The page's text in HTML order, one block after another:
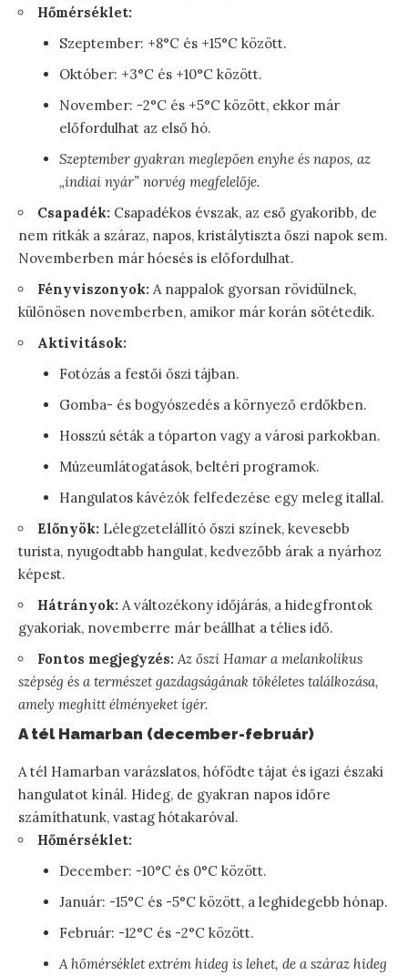
Hőmérséklet:
Szeptember: +8°C és +15°C között.
Október: +3°C és +10°C között.
November: -2°C és +5°C között, ekkor már
előfordulhat az első hó.
Szeptember gyakran meglepően enyhe és napos, az
„indiai nyár” norvég megfelelője.
Csapadék: Csapadékos évszak, az eső gyakoribb, de
nem ritkák a száraz, napos, kristálytiszta őszi napok sem.
Novemberben már hóesés is előfordulhat.
Fényviszonyok: A nappalok gyorsan rövidülnek,
különösen novemberben, amikor már korán sötétedik.
Aktivitások:
Fotózás a festői őszi tájban.
Gomba- és bogyószedés a környező erdőkben.
Hosszú séták a tóparton vagy a városi parkokban.
Múzeumlátogatások, beltéri programok.
Hangulatos kávézók felfedezése egy meleg itallal.
Előnyök: Lélegzetelállító őszi színek, kevesebb
turista, nyugodtabb hangulat, kedvezőbb árak a nyárhoz
képest.
Hátrányok: A változékony időjárás, a hidegfrontok
gyakoriak, novemberre már beállhat a télies idő.
Fontos megjegyzés: Az őszi Hamar a melankolikus
szépség és a természet gazdagságának tökéletes találkozása,
amely meghitt élményeket ígér.
A tél Hamarban (december-február)
A tél Hamarban varázslatos, hófödte tájat és igazi északi
hangulatot kínál. Hideg, de gyakran napos időre
számíthatunk, vastag hótakaróval.
Hőmérséklet:
December: -10°C és 0°C között.
Január: -15°C és -5°C között, a leghidegebb hónap.
Február: -12°C és -2°C között.
A hőmérséklet extrém hideg is lehet, de a száraz hideg